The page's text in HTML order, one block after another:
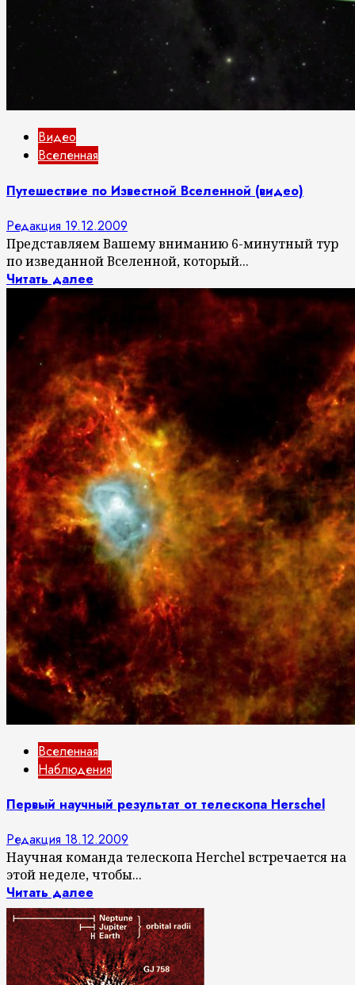
Видео
Вселенная
Путешествие по Известной Вселенной (видео)
Редакция 19.12.2009
Представляем Вашему вниманию 6-минутный тур
по изведанной Вселенной, который...
Читать далее
Вселенная
Наблюдения
Первый научный результат от телескопа Herschel
Редакция 18.12.2009
Научная команда телескопа Herchel встречается на
этой неделе, чтобы...
Читать далее